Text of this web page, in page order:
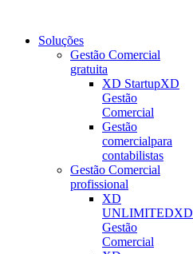
Soluções
Gestão Comercial
gratuita
XD StartupXD
Gestão
Comercial
Gestão
comercialpara
contabilistas
Gestão Comercial
profissional
XD
UNLIMITEDXD
Gestão
Comercial